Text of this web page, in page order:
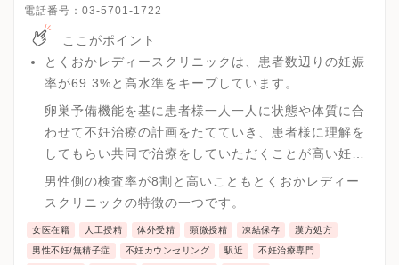
電話番号： 03-5701-1722
ここがポイント
とくおかレディースクリニックは、患者数辺りの妊娠
率が69.3%と高水準をキープしています。
卵巣予備機能を基に患者様一人一人に状態や体質に合
わせて不妊治療の計画をたてていき、患者様に理解を
してもらい共同で治療をしていただくことが高い妊娠
率につながっています。
男性側の検査率が8割と高いこともとくおかレディー
スクリニックの特徴の一つです。
女医在籍 人工授精 体外受精 顕微授精 凍結保存 漢方処方
男性不妊/無精子症 不妊カウンセリング 駅近 不妊治療専門